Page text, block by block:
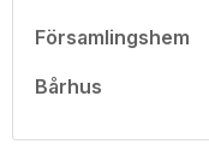
Församlingshem
Bårhus